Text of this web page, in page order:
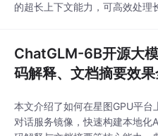
的超长上下文能力，可高效处理
ChatGLM-6B开源大
码解释、文档摘要效
本文介绍了如何在星图GPU平
对话服务镜像，快速构建本地化